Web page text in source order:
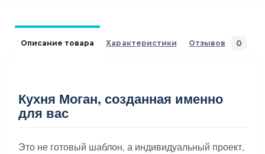
Описание товара Характеристики Отзывов 0
Кухня Моган, созданная именно
для вас
Это не готовый шаблон, а индивидуальный проект,